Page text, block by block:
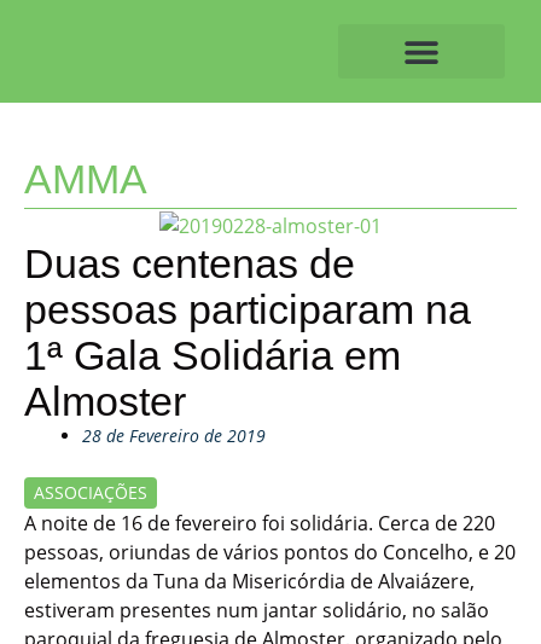
AMMA
Duas centenas de
pessoas participaram na
1ª Gala Solidária em
Almoster
28 de Fevereiro de 2019
ASSOCIAÇÕES
A noite de 16 de fevereiro foi solidária. Cerca de 220
pessoas, oriundas de vários pontos do Concelho, e 20
elementos da Tuna da Misericórdia de Alvaiázere,
estiveram presentes num jantar solidário, no salão